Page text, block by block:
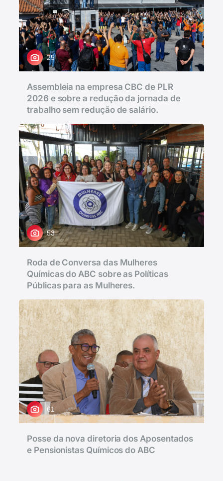
25
Assembleia na empresa CBC de PLR
2026 e sobre a redução da jornada de
trabalho sem redução de salário.
53
Roda de Conversa das Mulheres
Químicas do ABC sobre as Políticas
Públicas para as Mulheres.
61
Posse da nova diretoria dos Aposentados
e Pensionistas Químicos do ABC